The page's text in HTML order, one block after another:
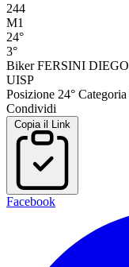
244
M1
24°
3°
Biker FERSINI DIEGO
UISP
Posizione 24° Categoria
Condividi
Copia il Link
Facebook